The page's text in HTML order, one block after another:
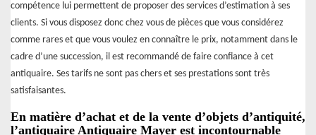
compétence lui permettent de proposer des services d’estimation à ses
clients. Si vous disposez donc chez vous de pièces que vous considérez
comme rares et que vous voulez en connaître le prix, notamment dans le
cadre d’une succession, il est recommandé de faire confiance à cet
antiquaire. Ses tarifs ne sont pas chers et ses prestations sont très
satisfaisantes.
En matière d’achat et de la vente d’objets d’antiquité,
l’antiquaire Antiquaire Mayer est incontournable